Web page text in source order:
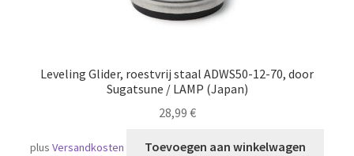
Leveling Glider, roestvrij staal ADWS50-12-70, door
Sugatsune / LAMP (Japan)
28,99 €
plusVersandkosten Toevoegen aan winkelwagen